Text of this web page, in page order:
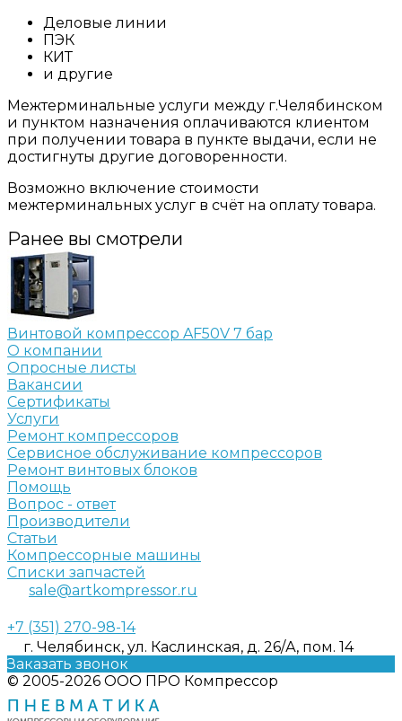
Деловые линии
ПЭК
КИТ
и другие
Межтерминальные услуги между г.Челябинском
и пунктом назначения оплачиваются клиентом
при получении товара в пункте выдачи, если не
достигнуты другие договоренности.
Возможно включение стоимости
межтерминальных услуг в счёт на оплату товара.
Ранее вы смотрели
Винтовой компрессор AF50V 7 бар
О компании
Опросные листы
Вакансии
Сертификаты
Услуги
Ремонт компрессоров
Сервисное обслуживание компрессоров
Ремонт винтовых блоков
Помощь
Вопрос - ответ
Производители
Статьи
Компрессорные машины
Списки запчастей
sale@artkompressor.ru
+7 (351) 270-98-14
г. Челябинск, ул. Каслинская, д. 26/А, пом. 14
Заказать звонок
© 2005-2026 ООО ПРО Компрессор